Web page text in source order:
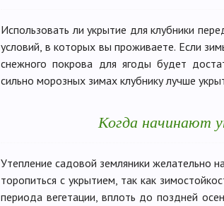
Использовать ли укрытие для клубники
условий, в которых вы проживаете. Если
снежного покрова для ягоды будет
сильно морозных зимах клубнику лучше
Когда начинают
Утепление садовой земляники желательно
торопиться с укрытием, так как
периода вегетации, вплоть до поздней